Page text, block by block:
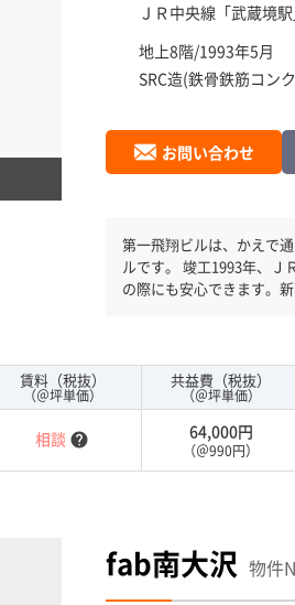
ＪＲ中央線「武蔵境駅
地上8階/1993年5月
SRC造(鉄骨鉄筋コン
お問い合わせ
第一飛翔ビルは、かえで
ルです。 竣工1993年、ＪＲ中央線武蔵境駅徒歩5分です。 機械警備が備わっていますので、夜間や不在
の際にも安心できます。
賃料（税抜）
（＠坪単価）
共益費（税抜）
（＠坪単価）
相談 help 64,000円
（＠990円）
fab南大沢 物件